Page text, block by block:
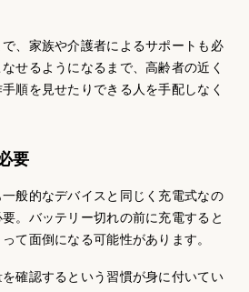
、家族や介護者によるサポートも必
せるようになるまで、高齢者の近く
順を見せたりできる人を手配しなく
要
般的なデバイスと同じく充電式なの
。バッテリー切れの前に充電すると
て面倒になる可能性があります。
確認するという習慣が身に付いてい